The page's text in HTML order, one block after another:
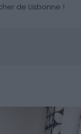
de Lisbonne !